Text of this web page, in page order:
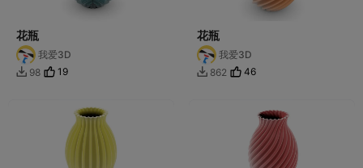
花瓶
我爱3D
 98 19
花瓶
我爱3D
 862 46